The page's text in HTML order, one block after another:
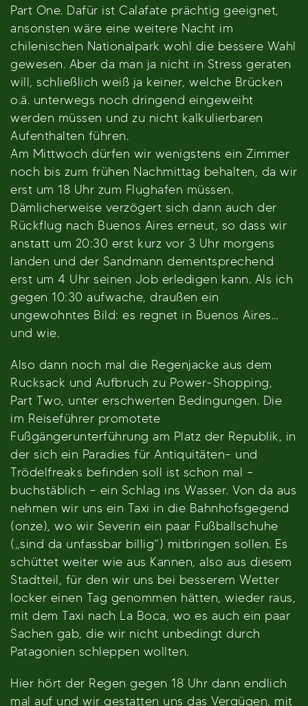
Part One. Dafür ist Calafate prächtig geeignet,
ansonsten wäre eine weitere Nacht im
chilenischen Nationalpark wohl die bessere Wahl
gewesen. Aber da man ja nicht in Stress geraten
will, schließlich weiß ja keiner, welche Brücken
o.ä. unterwegs noch dringend eingeweiht
werden müssen und zu nicht kalkulierbaren
Aufenthalten führen.
Am Mittwoch dürfen wir wenigstens ein Zimmer
noch bis zum frühen Nachmittag behalten, da wir
erst um 18 Uhr zum Flughafen müssen.
Dämlicherweise verzögert sich dann auch der
Rückflug nach Buenos Aires erneut, so dass wir
anstatt um 20:30 erst kurz vor 3 Uhr morgens
landen und der Sandmann dementsprechend
erst um 4 Uhr seinen Job erledigen kann. Als ich
gegen 10:30 aufwache, draußen ein
ungewohntes Bild: es regnet in Buenos Aires…
und wie.
Also dann noch mal die Regenjacke aus dem
Rucksack und Aufbruch zu Power-Shopping,
Part Two, unter erschwerten Bedingungen. Die
im Reiseführer promotete
Fußgängerunterführung am Platz der Republik, in
der sich ein Paradies für Antiquitäten- und
Trödelfreaks befinden soll ist schon mal –
buchstäblich – ein Schlag ins Wasser. Von da aus
nehmen wir uns ein Taxi in die Bahnhofsgegend
(onze), wo wir Severin ein paar Fußballschuhe
(„sind da unfassbar billig“) mitbringen sollen. Es
schüttet weiter wie aus Kannen, also aus diesem
Stadtteil, für den wir uns bei besserem Wetter
locker einen Tag genommen hätten, wieder raus,
mit dem Taxi nach La Boca, wo es auch ein paar
Sachen gab, die wir nicht unbedingt durch
Patagonien schleppen wollten.
Hier hört der Regen gegen 18 Uhr dann endlich
mal auf und wir gestatten uns das Vergügen, mit